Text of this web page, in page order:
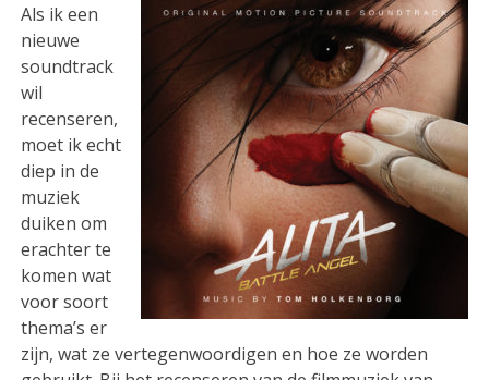
Als ik een
nieuwe
soundtrack
wil
recenseren,
moet ik echt
diep in de
muziek
duiken om
erachter te
komen wat
voor soort
thema’s er
zijn, wat ze vertegenwoordigen en hoe ze worden